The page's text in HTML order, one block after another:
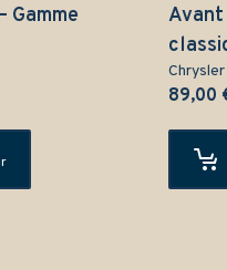
Gamme
Avant
89,00